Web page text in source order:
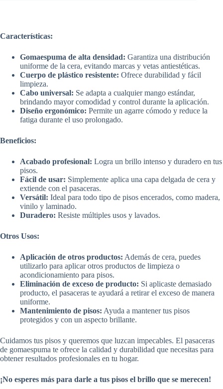
Características:
Gomaespuma de alta densidad: Garantiza una distribución
uniforme de la cera, evitando marcas y vetas antiestéticas.
Cuerpo de plástico resistente: Ofrece durabilidad y fácil
limpieza.
Cabo universal: Se adapta a cualquier mango estándar,
brindando mayor comodidad y control durante la aplicación.
Diseño ergonómico: Permite un agarre cómodo y reduce la
fatiga durante el uso prolongado.
Beneficios:
Acabado profesional: Logra un brillo intenso y duradero en tus
pisos.
Fácil de usar: Simplemente aplica una capa delgada de cera y
extiende con el pasaceras.
Versátil: Ideal para todo tipo de pisos encerados, como madera,
vinilo y laminado.
Duradero: Resiste múltiples usos y lavados.
Otros Usos:
Aplicación de otros productos: Además de cera, puedes
utilizarlo para aplicar otros productos de limpieza o
acondicionamiento para pisos.
Eliminación de exceso de producto: Si aplicaste demasiado
producto, el pasaceras te ayudará a retirar el exceso de manera
uniforme.
Mantenimiento de pisos: Ayuda a mantener tus pisos
protegidos y con un aspecto brillante.
Cuidamos tus pisos y queremos que luzcan impecables. El pasaceras
de gomaespuma te ofrece la calidad y durabilidad que necesitas para
obtener resultados profesionales en tu hogar.
¡No esperes más para darle a tus pisos el brillo que se merecen!